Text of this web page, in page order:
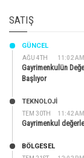
SATIŞ
AĞU 4TH 11:02 AM
GÜNCEL
Gayrimenkulün
Başlıyor
TEM 30TH 11:42 AM
TEKNOLOJİ
Gayrimenkul
BÖLGESEL